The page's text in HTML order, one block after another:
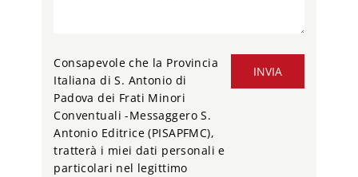
INVIA
Consapevole che la Provincia
Italiana di S. Antonio di
Padova dei Frati Minori
Conventuali -Messaggero S.
Antonio Editrice (PISAPFMC),
tratterà i miei dati personali e
particolari nel legittimo